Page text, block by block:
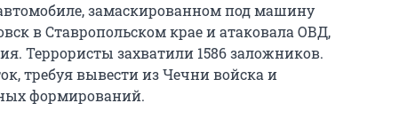
замаскированном под машину
в Ставропольском крае и атаковала ОВД,
Террористы захватили 1586 заложников.
требуя вывести из Чечни войска и
формирований.